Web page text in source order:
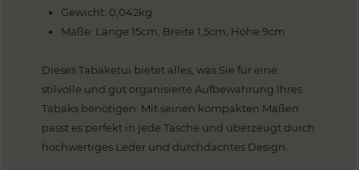
Gewicht: 0,042kg
Maße: Länge 15cm, Breite 1,5cm, Höhe 9cm
Dieses Tabaketui bietet alles, was Sie für eine
stilvolle und gut organisierte Aufbewahrung Ihres
Tabaks benötigen. Mit seinen kompakten Maßen
passt es perfekt in jede Tasche und überzeugt durch
hochwertiges Leder und durchdachtes Design.